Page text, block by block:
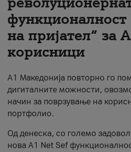
За нас
#ПодобарОнлајн
на пријател“ за
корисници
А1 Македонија повторно го
дигиталните можности,
начин за поврзување на
портфолио.
Од денеска, со големо
нова A1 Net Sef